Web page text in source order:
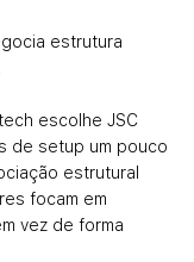
estrutura
escolhe JSC
de setup um pouco
estrutural
focam em
vez de forma